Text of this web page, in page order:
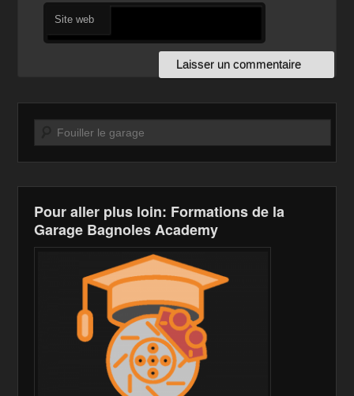
Site web
Recherche
Pour aller plus loin: Formations de la
Garage Bagnoles Academy